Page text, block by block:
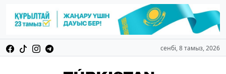
сенбі, 8 тамыз, 2026